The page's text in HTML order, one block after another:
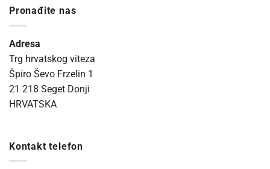
Pronađite nas
Adresa
Trg hrvatskog viteza
Špiro Ševo Frzelin 1
21 218 Seget Donji
HRVATSKA
Kontakt telefon